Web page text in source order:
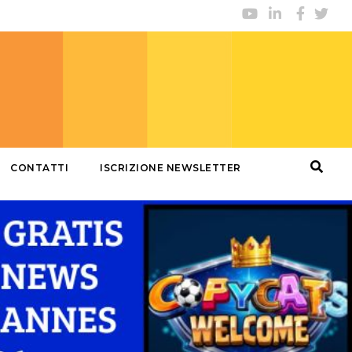
CONTATTI ISCRIZIONE NEWSLETTER